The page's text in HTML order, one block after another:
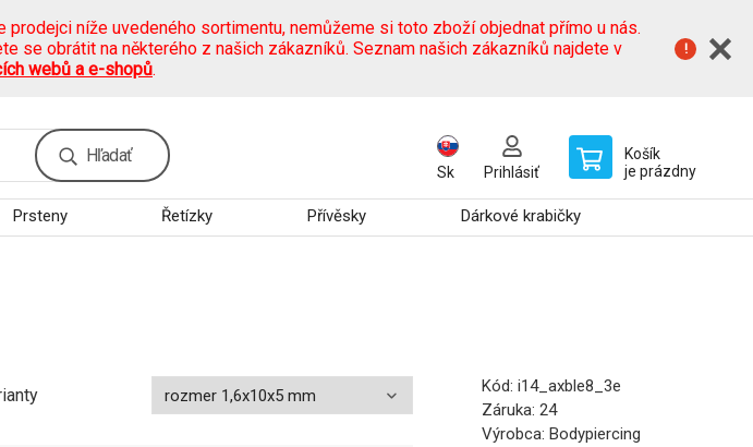
prodejci níže uvedeného sortimentu, nemůžeme si toto zboží objednat přímo u nás.
se obrátit na některého z našich zákazníků. Seznam našich zákazníků najdete v
webů a e-shopů.
Hľadať
Sk Prihlásiť
Košík
je prázdny
Prsteny Řetízky Přívěsky Dárkové krabičky
Kód: i14_axble8_3e
Záruka: 24
Výrobca: Bodypiercing